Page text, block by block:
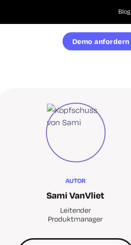
Blog
Demo anfordern
AUTOR
Sami VanVliet
Leitender
Produktmanager